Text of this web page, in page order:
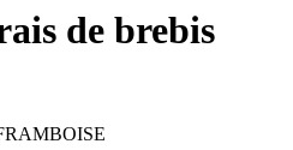
de brebis